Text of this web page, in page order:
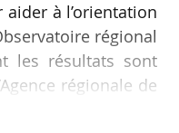
à l’orientation
régional
les résultats sont
régionale de